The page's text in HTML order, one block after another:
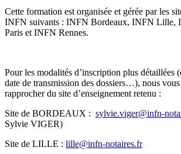
Cette formation est organisée et gérée par les
INFN suivants : INFN Bordeaux, INFN Lille,
Paris et INFN Rennes.
Pour les modalités d’inscription plus détaillées
date de transmission des dossiers…), nous
rapprocher du site d’enseignement retenu :
Site de BORDEAUX : sylvie.viger@infn-
Sylvie VIGER)
Site de LILLE : lille@infn-notaires.fr